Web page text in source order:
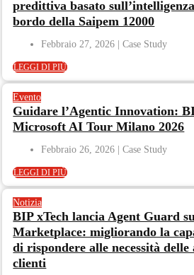
predittiva basato
bordo della Saipem 12000
Febbraio 27, 2026
LEGGI DI PIÙ
Evento
Guidare l’Agentic Innovation:
Microsoft AI Tour Milano 2026
Febbraio 26, 2026
LEGGI DI PIÙ
Notizia
BIP xTech lancia Agent Guard
Marketplace: migliorando la
di rispondere alle necessità delle
clienti